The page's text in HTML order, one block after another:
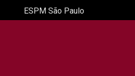
ESPM São Paulo